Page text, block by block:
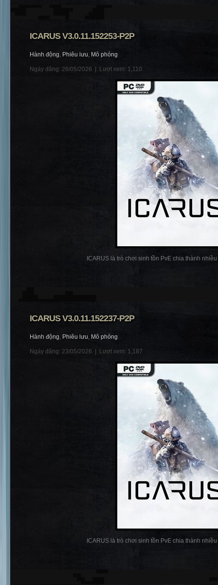
ICARUS V3.0.11.152253-P2P
Hành động, Phiêu lưu, Mô phỏng
Ngày đăng: 26/05/2026 | Lượt xem: 1,110
ICARUS là trò chơi sinh tồn PvE chia thành
ICARUS V3.0.11.152237-P2P
Hành động, Phiêu lưu, Mô phỏng
Ngày đăng: 23/05/2026 | Lượt xem: 1,187
ICARUS là trò chơi sinh tồn PvE chia thành